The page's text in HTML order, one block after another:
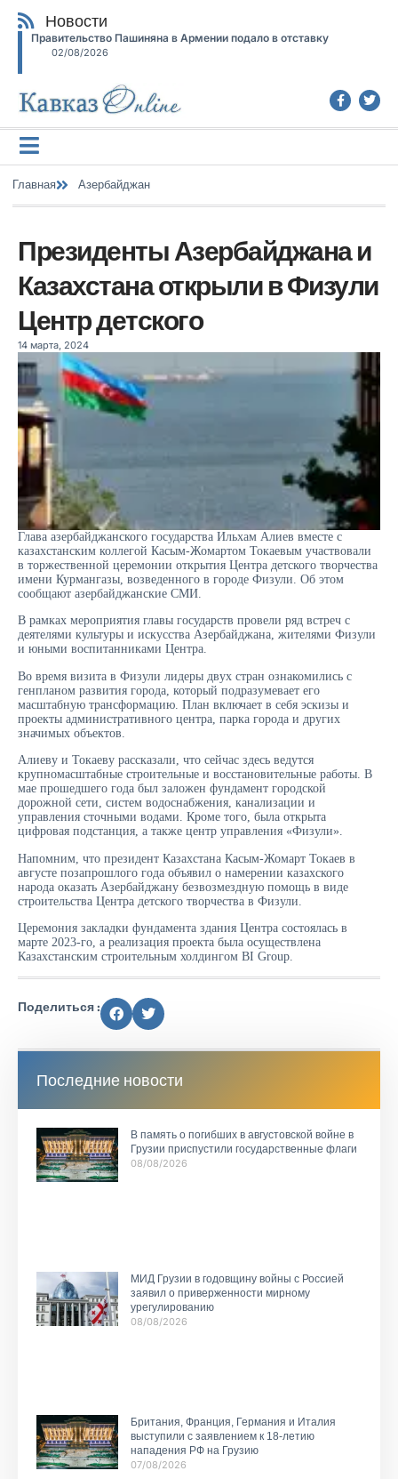
Новости
Правительство Пашиняна в Армении подало в отставку
02/08/2026
Главная Азербайджан
Президенты Азербайджана и
Казахстана открыли в Физули
Центр детского
14 марта, 2024
Глава азербайджанского государства Ильхам Алиев вместе с
казахстанским коллегой Касым-Жомартом Токаевым участвовали
в торжественной церемонии открытия Центра детского творчества
имени Курмангазы, возведенного в городе Физули. Об этом
сообщают азербайджанские СМИ.
В рамках мероприятия главы государств провели ряд встреч с
деятелями культуры и искусства Азербайджана, жителями Физули
и юными воспитанниками Центра.
Во время визита в Физули лидеры двух стран ознакомились с
генпланом развития города, который подразумевает его
масштабную трансформацию. План включает в себя эскизы и
проекты административного центра, парка города и других
значимых объектов.
Алиеву и Токаеву рассказали, что сейчас здесь ведутся
крупномасштабные строительные и восстановительные работы. В
мае прошедшего года был заложен фундамент городской
дорожной сети, систем водоснабжения, канализации и
управления сточными водами. Кроме того, была открыта
цифровая подстанция, а также центр управления «Физули».
Напомним, что президент Казахстана Касым-Жомарт Токаев в
августе позапрошлого года объявил о намерении казахского
народа оказать Азербайджану безвозмездную помощь в виде
строительства Центра детского творчества в Физули.
Церемония закладки фундамента здания Центра состоялась в
марте 2023-го, а реализация проекта была осуществлена
Казахстанским строительным холдингом BI Group.
Поделиться :
Последние новости
В память о погибших в августовской войне в
Грузии приспустили государственные флаги
08/08/2026
МИД Грузии в годовщину войны с Россией
заявил о приверженности мирному
урегулированию
08/08/2026
Британия, Франция, Германия и Италия
выступили с заявлением к 18-летию
нападения РФ на Грузию
07/08/2026